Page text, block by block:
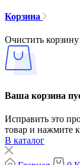
Корзина
Очистить корзину
Ваша корзина
Исправить это
товар и нажмите
В каталог